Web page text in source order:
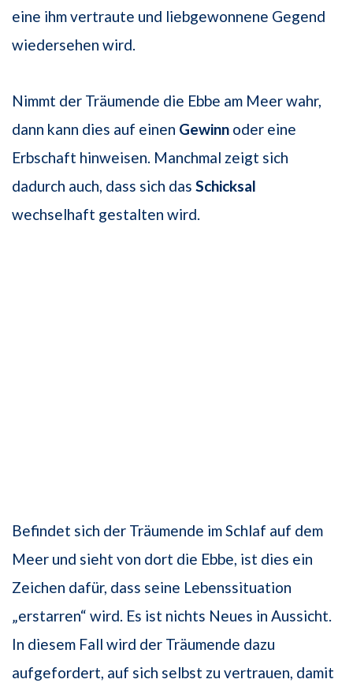
eine ihm vertraute und liebgewonnene Gegend
wiedersehen wird.
Nimmt der Träumende die Ebbe am Meer wahr,
dann kann dies auf einen Gewinn oder eine
Erbschaft hinweisen. Manchmal zeigt sich
dadurch auch, dass sich das Schicksal
wechselhaft gestalten wird.
Befindet sich der Träumende im Schlaf auf dem
Meer und sieht von dort die Ebbe, ist dies ein
Zeichen dafür, dass seine Lebenssituation
„erstarren“ wird. Es ist nichts Neues in Aussicht.
In diesem Fall wird der Träumende dazu
aufgefordert, auf sich selbst zu vertrauen, damit